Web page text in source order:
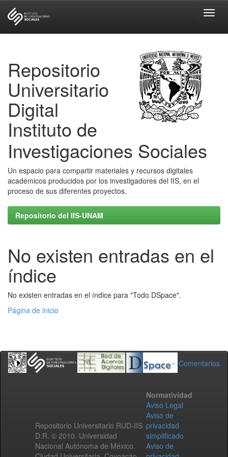
Repositorio
Universitario
Digital
Instituto de
Investigaciones Sociales
Un espacio para compartir materiales y recursos digitales
académicos producidos por los investigadores del IIS, en el
proceso de sus diferentes proyectos.
Repositorio del IIS-UNAM
No existen entradas en el
índice
No existen entradas en el índice para "Todo DSpace".
Página de inicio
Comentarios
Repositorio Universitario RUD-IIS
D.R. © 2010. Universidad
Nacional Autónoma de México.
Normatividad
Aviso Legal
Aviso de
privacidad
simplificado
Aviso de